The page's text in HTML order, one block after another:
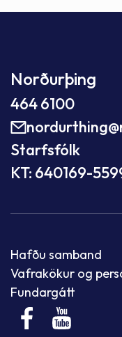
Norðurþing
464 6100
Starfsfólk
KT: 640169-
Hafðu samband
Vafrakökur og
Fundargátt